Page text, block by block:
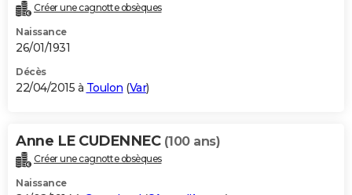
Créer une cagnotte obsèques
Naissance
26/01/1931
Décès
22/04/2015 à Toulon (Var)
Anne LE CUDENNEC (100 ans)
Créer une cagnotte obsèques
Naissance